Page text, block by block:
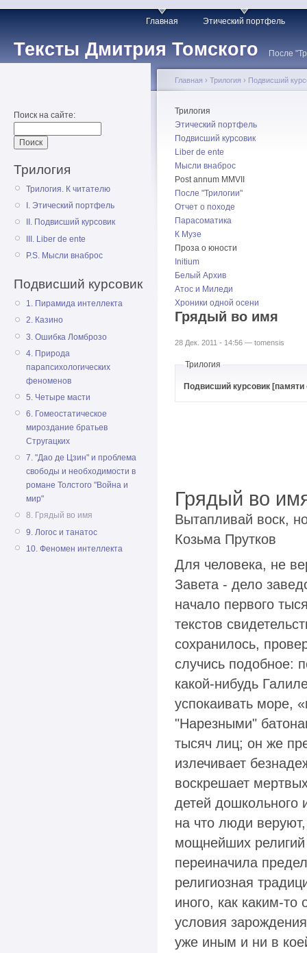
Тексты Дмитрия Томского
Главная Этический портфель
После
Поиск на сайте:
Трилогия
Трилогия. К читателю
I. Этический портфель
II. Подвисший курсовик
III. Liber de ente
P.S. Мысли внаброс
Подвисший курсовик
1. Пирамида интеллекта
2. Казино
3. Ошибка Ломброзо
4. Природа
парапсихологических
феноменов
5. Четыре масти
6. Гомеостатическое
мироздание братьев
Стругацких
7. "Дао де Цзин" и проблема
свободы и необходимости в
романе Толстого "Война и
мир"
8. Грядый во имя
9. Логос и танатос
10. Феномен интеллекта
Трилогия
Этический портфель
Подвисший курсовик
Liber de ente
Мысли внаброс
Post annum MMVII
После "Трилогии"
Отчет о походе
Парасоматика
К Музе
Проза о юности
Initium
Белый Архив
Атос и Миледи
Хроники одной осени
Главная › Трилогия › Подвисший
Грядый во имя
28 Дек. 2011 - 14:56 — tomensis
Трилогия
Подвисший курсовик
Грядый во
Вытапливай воск,
Козьма Прутков
Для человека, не
Завета - дело
начало первого
текстов
сохранилось,
случись подобное:
какой-нибудь
успокаивать море,
"Нарезными"
тысяч лиц; он же
излечивает
воскрешает
детей дошкольного
на что люди веруют,
мощнейших
переиначила
религиозная
иного, как каким-
условия
уже иным и ни в